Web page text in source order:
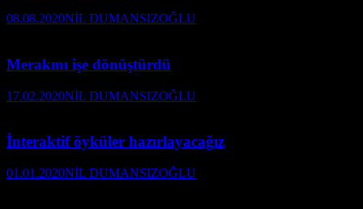
08.08.2020NİL DUMANSIZOĞLU
Merakını işe dönüştürdü
17.02.2020NİL DUMANSIZOĞLU
İnteraktif öyküler hazırlayacağız
01.01.2020NİL DUMANSIZOĞLU